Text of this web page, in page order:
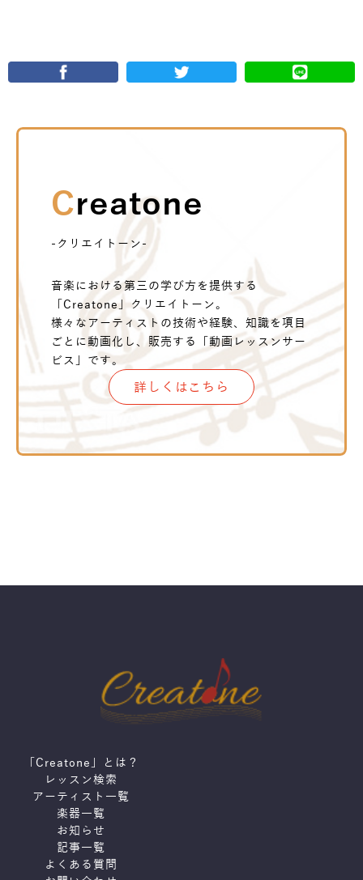
Creatone
-クリエイトーン-
音楽における第三の学び方を提供する
「Creatone」クリエイトーン。
様々なアーティストの技術や経験、知識を項目
ごとに動画化し、販売する「動画レッスンサー
ビス」です。
詳しくはこちら
「Creatone」とは？
レッスン検索
アーティスト一覧
楽器一覧
お知らせ
記事一覧
よくある質問